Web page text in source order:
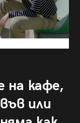
на кафе,
или